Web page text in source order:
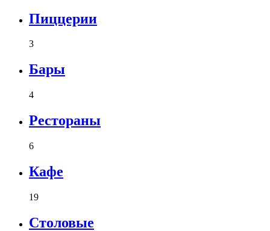
Пиццерии
3
Бары
4
Рестораны
6
Кафе
19
Столовые